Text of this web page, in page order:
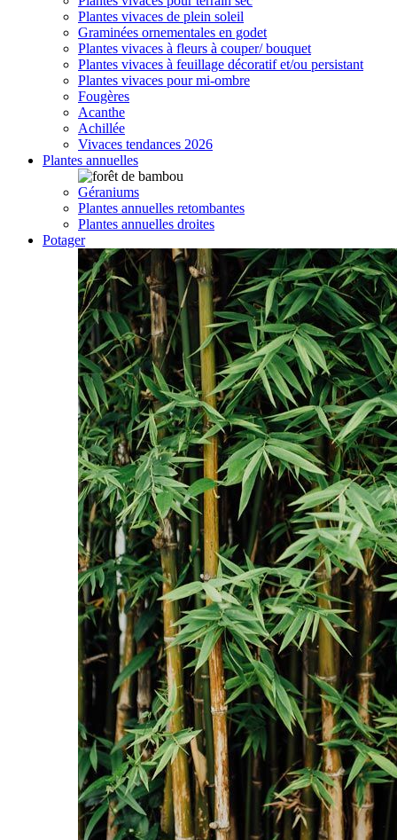
Plantes vivaces de plein soleil
Graminées ornementales en godet
Plantes vivaces à fleurs à couper/ bouquet
Plantes vivaces à feuillage décoratif et/ou persistant
Plantes vivaces pour mi-ombre
Fougères
Acanthe
Achillée
Vivaces tendances 2026
Plantes annuelles
Géraniums
Plantes annuelles retombantes
Plantes annuelles droites
Potager